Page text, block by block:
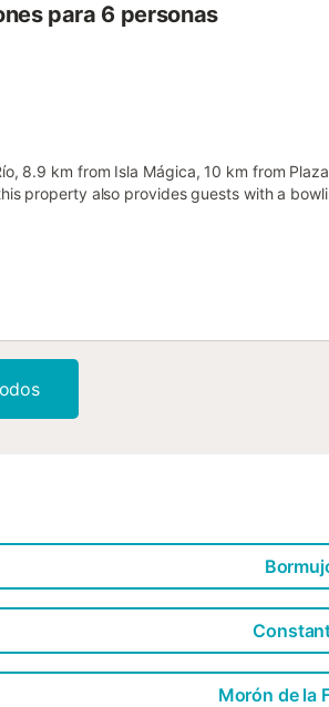
para 6 personas
8.9 km from Isla Mágica, 10 km from
property also provides guests with a
Morón de la